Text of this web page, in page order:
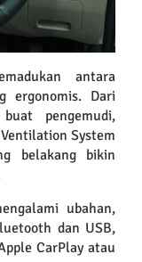
antara
ergonomis. Dari
pengemudi,
System
belakang bikin
ubahan,
dan USB,
CarPlay atau